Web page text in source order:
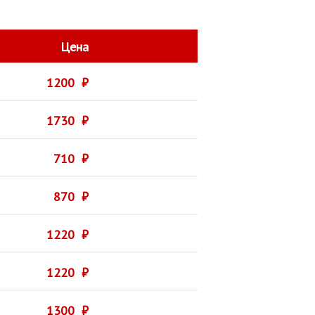
Цена
1200 ₽
1730 ₽
710 ₽
870 ₽
1220 ₽
1220 ₽
1300 ₽